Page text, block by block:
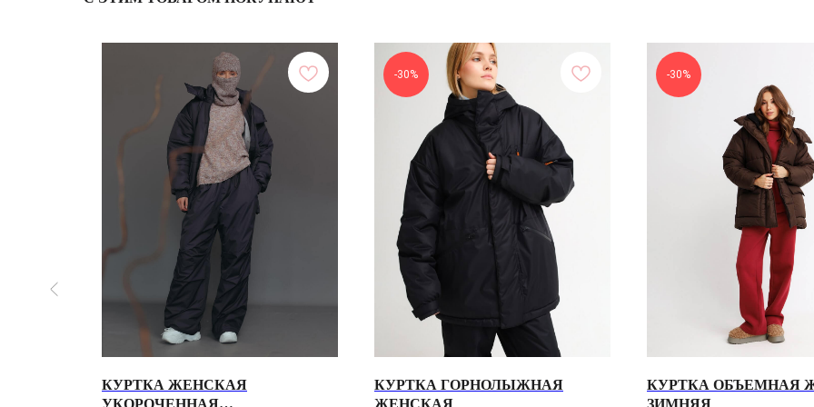
КУРТКА ЖЕНСКАЯ
УКОРОЧЕННАЯ
-30%
КУРТКА ГОРНОЛЫЖНАЯ
ЖЕНСКАЯ
-30%
КУРТКА ОБЪЕМНАЯ
ЗИМНЯЯ